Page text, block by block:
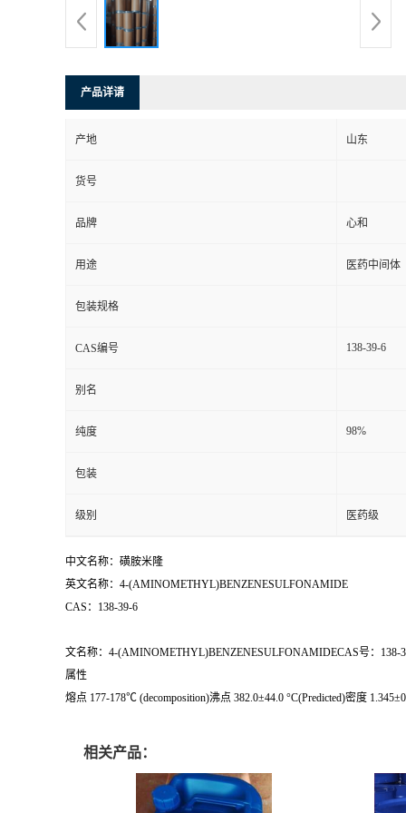
产品详请
产地 山东
货号
品牌 心和
用途 医药中间体
包装规格
CAS编号 138-39-6
别名
纯度 98%
包装
级别 医药级
中文名称：磺胺米隆
英文名称：4-(AMINOMETHYL)BENZENESULFONAMIDE
CAS：138-39-6
文名称：4-(AMINOMETHYL)BENZENESULFONAMIDECAS号：138-
属性
熔点 177-178℃ (decomposition)沸点 382.0±44.0 °C(Predicted)密度
相关产品：